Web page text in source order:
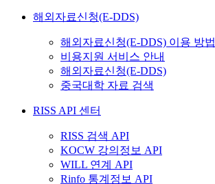
해외자료신청(E-DDS)
해외자료신청(E-DDS) 이용 방법
비용지원 서비스 안내
해외자료신청(E-DDS)
중국대학 자료 검색
RISS API 센터
RISS 검색 API
KOCW 강의정보 API
WILL 연계 API
Rinfo 통계정보 API